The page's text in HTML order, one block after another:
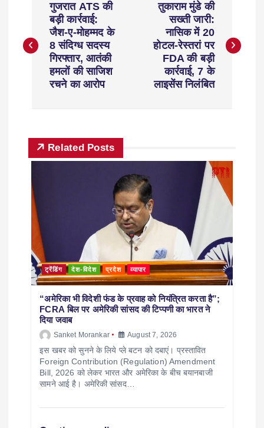
गुजरात ATS की
बड़ी कार्रवाई:
जैश-ए-मोहम्मद के
8 संदिग्ध सदस्य
गिरफ्तार, आतंकी
हमलों की साजिश
रचने का आरोप
तुकाराम मुंडे की
सख्ती जारी:
नासिक में 20
होटल-रेस्तरां पर
FDA की बड़ी
कार्रवाई, 7 के
लाइसेंस निलंबित
Related Posts
ट्रेंडिंग देश-विदेश प्रदेश व्यापार
“अमेरिका भी विदेशी फंड के प्रवाह को नियंत्रित करता है”;
FCRA बिल पर अमेरिकी सांसद की टिप्पणी का भारत ने
दिया जवाब
Sanket Morankar August 7, 2026
इस खबर को सुनने के लिये प्ले बटन को दबाएं। प्रस्तावित
Foreign Contribution (Regulation) Amendment
Bill, 2026 को लेकर भारत और अमेरिका के बीच बयानबाजी
सामने आई है। अमेरिकी सांसद…